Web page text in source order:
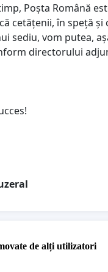
Poșta Română
cetățenii, în speță
sediu, vom putea,
directorului
de alți utilizatori